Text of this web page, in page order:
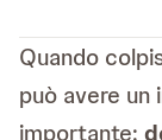
Quando
può avere
importante: